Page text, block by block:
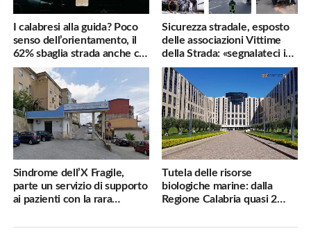
I calabresi alla guida? Poco
senso dell’orientamento, il
62% sbaglia strada anche col
navigatore
Sicurezza stradale, esposto
delle associazioni Vittime
della Strada: «segnalateci i
pericoli, interverremo
subito»
Sindrome dell’X Fragile,
parte un servizio di supporto
ai pazienti con la rara
Tutela delle risorse
biologiche marine: dalla
Regione Calabria quasi 2